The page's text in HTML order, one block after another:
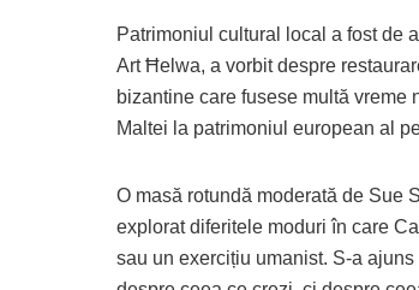
Patrimoniul cultural local a fost de
Art Ħelwa, a vorbit despre
bizantine care fusese multă vreme
Maltei la patrimoniul european al
O masă rotundă moderată de Sue
explorat diferitele moduri în care
sau un exercițiu umanist. S-a